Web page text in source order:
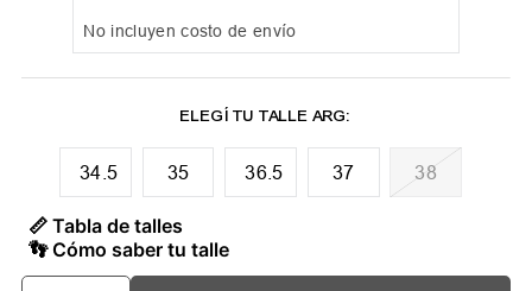
No incluyen costo de envío
34.5 35 36.5 37 38
📏 Tabla de talles
👣 Cómo saber tu talle